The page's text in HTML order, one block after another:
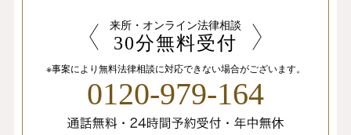
来所・オンライン法律相談
30分無料受付
※事案により無料法律相談に対応できない場合がございます。
0120-979-164